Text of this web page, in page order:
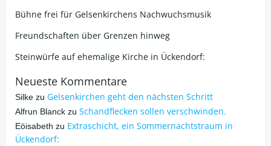
Bühne frei für Gelsenkirchens Nachwuchsmusik
Freundschaften über Grenzen hinweg
Steinwürfe auf ehemalige Kirche in Ückendorf:
Neueste Kommentare
Silke zu Gelsenkirchen geht den nächsten Schritt
Alfrun Blanck zu Schandflecken sollen verschwinden.
Eöisabeth zu Extraschicht, ein Sommernachtstraum in
Ückendorf: